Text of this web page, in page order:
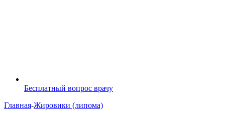
Бесплатный вопрос врачу
Главная-Жировики (липома)